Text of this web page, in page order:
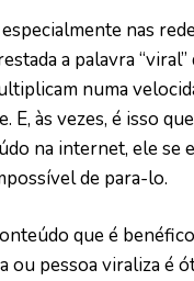
nas
a palavra
numa
E, às vezes, é isso
na internet, ele se
de para-lo.
que é
ou pessoa viraliza é